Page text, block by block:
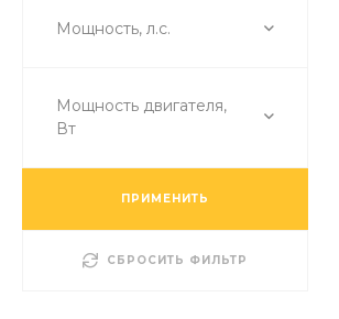
Мощность, л.с.
Мощность двигателя,
Вт
ПРИМЕНИТЬ
СБРОСИТЬ ФИЛЬТР